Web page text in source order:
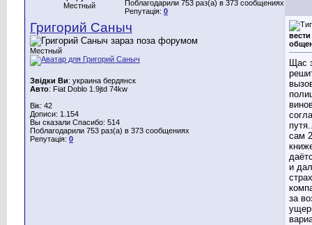
Местный
Поблагодарили 753 раз(а) в 373 сообщениях
Репутація: 0
Григорий Саныч
Местный
Звідки Ви: украина бердянск
Авто: Fiat Doblo 1.9jtd 74kw
Вік: 42
Дописи: 1.154
Вы сказали Спасибо: 514
Поблагодарили 753 раз(а) в 373 сообщениях
Репутація: 0
Щас
сам
и
за